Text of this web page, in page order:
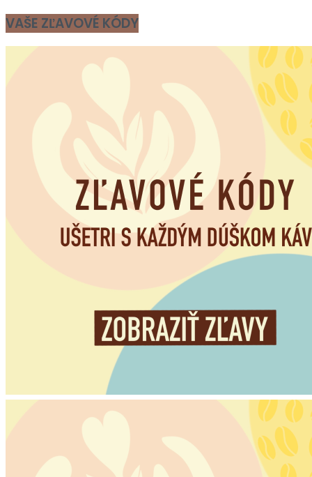
VAŠE ZĽAVOVÉ KÓDY